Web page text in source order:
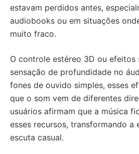
estavam perdidos antes,
audiobooks ou em situações
muito fraco.
O controle estéreo 3D ou efeitos
sensação de profundidade no
fones de ouvido simples, esses
que o som vem de diferentes
usuários afirmam que a música
esses recursos, transformando a
escuta casual.